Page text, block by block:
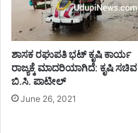
ರಾ
ಜ್
ಯ
ಕ್
ಕೇ
ಶಾಸಕ ರಘುಪತಿ‌ ಭಟ್ ಕೃಷಿ ಕಾರ್ಯ
ರಾಜ್ಯಕ್ಕೆ ಮಾದರಿಯಾಗಿದೆ: ಕೃಷಿ ಸಚಿವ
ಬಿ.ಸಿ. ಪಾಟೀಲ್
June 26, 2021